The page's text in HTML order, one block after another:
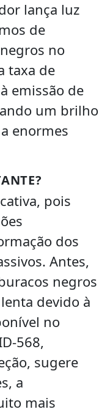
lança luz
de
no
taxa de
emissão de
um brilho
enormes
pois
dos
Antes,
negros
devido à
no
568,
sugere
a
mais